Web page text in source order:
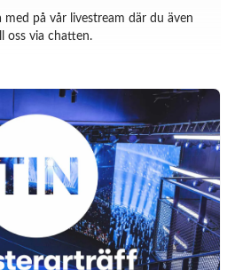
på vår livestream där du även
oss via chatten.